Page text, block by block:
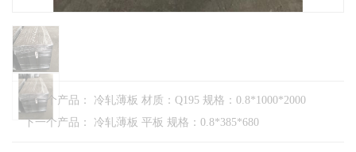
上一个产品： 冷轧薄板 材质：Q195 规格：0.8*1000*2000
下一个产品： 冷轧薄板 平板 规格：0.8*385*680